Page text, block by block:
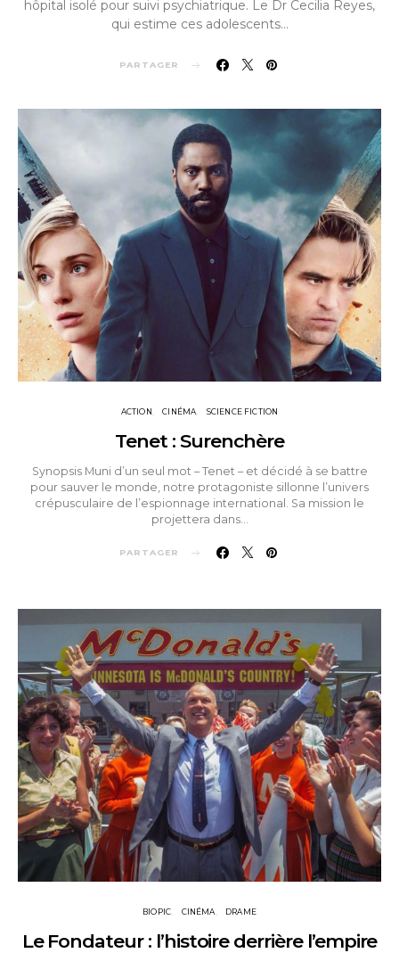
hôpital isolé pour suivi psychiatrique. Le Dr Cecilia Reyes,
qui estime ces adolescents…
PARTAGER
ACTION CINÉMA SCIENCE FICTION
Tenet : Surenchère
Synopsis Muni d’un seul mot – Tenet – et décidé à se battre
pour sauver le monde, notre protagoniste sillonne l’univers
crépusculaire de l’espionnage international. Sa mission le
projettera dans…
PARTAGER
BIOPIC CINÉMA DRAME
Le Fondateur : l’histoire derrière l’empire